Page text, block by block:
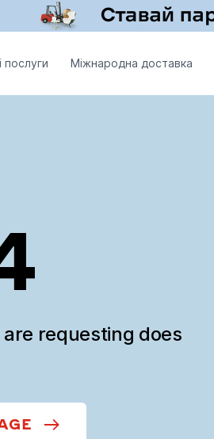
послуги Міжнародна доставка
requesting does